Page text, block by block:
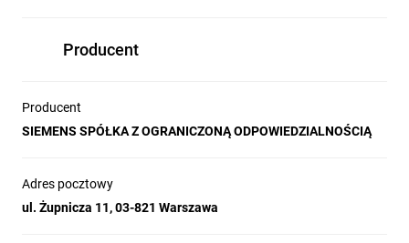
zwarciowa wyłącznika
różnicowoprądowego
Standardowo wyłączniki różnicowoprądowe serii 5SV posiadają
warunkową zdolność zwarciową na poziomie 10 kA.
Producent
Producent
SIEMENS SPÓŁKA Z OGRANICZONĄ ODPOWIEDZIALNOŚCIĄ
Adres pocztowy
ul. Żupnicza 11, 03-821 Warszawa